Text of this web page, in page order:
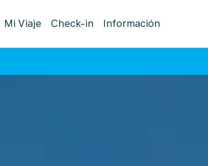
Mi Viaje Check-in Información